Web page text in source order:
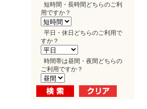
短時間・長時間どちらのご利
用ですか？
平日・休日どちらのご利用で
すか？
時間帯は昼間・夜間どちらの
ご利用ですか？